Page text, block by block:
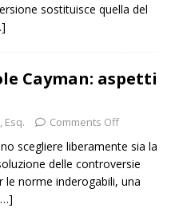
sostituisce quella del
Cayman: aspetti
Esq. Comments Off
scegliere liberamente sia la
delle controversie
norme inderogabili, una